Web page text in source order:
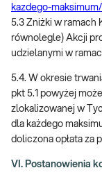
kazdego-maksimum/
5.3 Zniżki w ramach
równolegle) Akcji
udzielanymi w
5.4. W okresie
pkt 5.1 powyżej
zlokalizowanej w
dla każdego
doliczona opłata za
VI. Postanowienia